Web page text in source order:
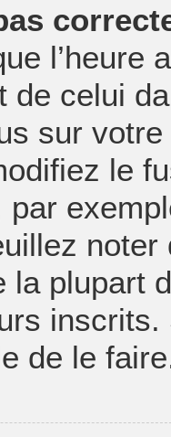
l’heure
de celui
sur
le
par
la plupart
de le